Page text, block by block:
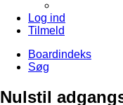
Log ind
Tilmeld
Boardindeks
Søg
Nulstil